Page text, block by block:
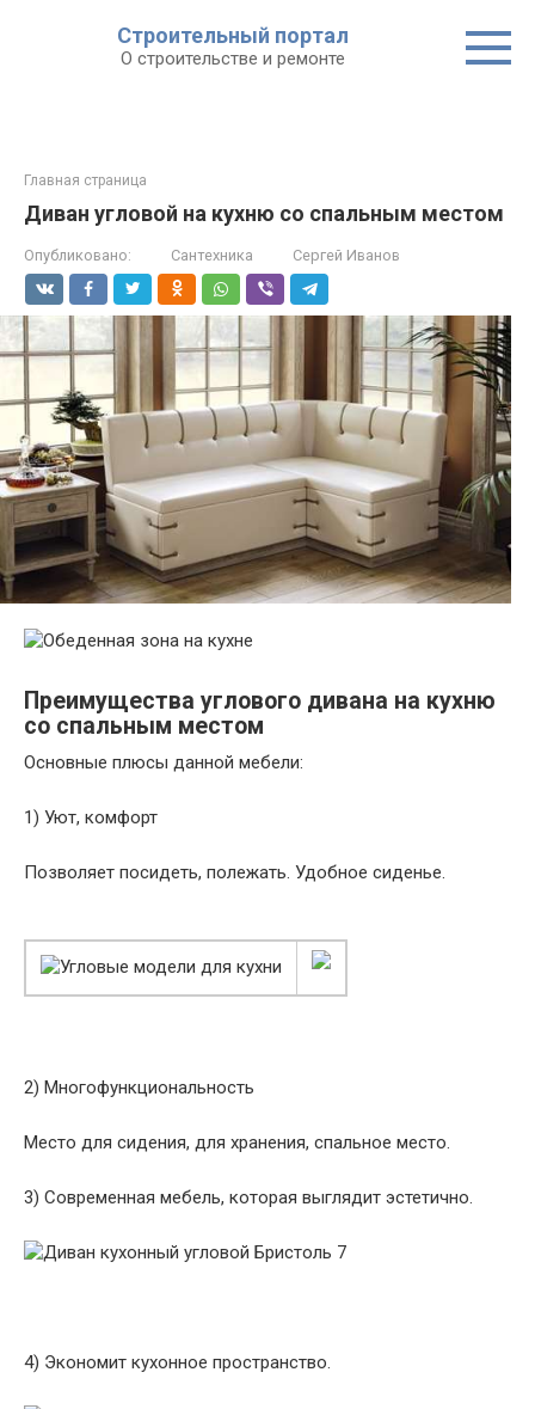
Строительный портал
О строительстве и ремонте
Главная страница
Диван угловой на кухню со спальным местом
Опубликовано: Сантехника Сергей Иванов
Преимущества углового дивана на кухню
со спальным местом
Основные плюсы данной мебели:
1) Уют, комфорт
Позволяет посидеть, полежать. Удобное сиденье.
2) Многофункциональность
Место для сидения, для хранения, спальное место.
3) Современная мебель, которая выглядит эстетично.
4) Экономит кухонное пространство.